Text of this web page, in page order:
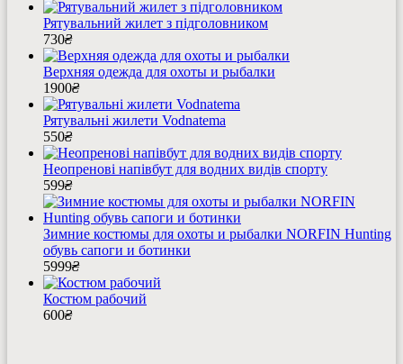
Рятувальний жилет з підголовником
730₴
Верхняя одежда для охоты и рыбалки
1900₴
Рятувальні жилети Vodnatema
550₴
Неопренові напівбут для водних видів спорту
599₴
Зимние костюмы для охоты и рыбалки NORFIN Hunting
обувь сапоги и ботинки
5999₴
Костюм рабочий
600₴